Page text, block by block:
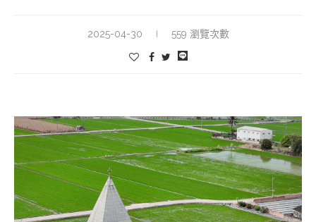
2025-04-30 559 瀏覽次數